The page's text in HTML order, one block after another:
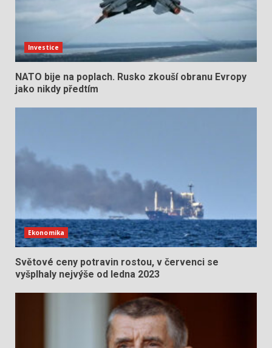
Investice
NATO bije na poplach. Rusko zkouší obranu Evropy
jako nikdy předtím
Ekonomika
Světové ceny potravin rostou, v červenci se
vyšplhaly nejvýše od ledna 2023